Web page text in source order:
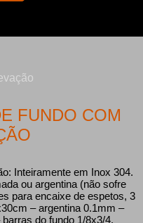
FUNDO COM
Inteiramente em Inox 304.
ou argentina (não sofre
para encaixe de espetos, 3
– argentina 0.1mm –
do fundo 1/8x3/4.